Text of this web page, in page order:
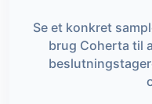
Se et konkret
brug Coherta til